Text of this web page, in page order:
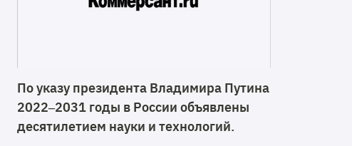
По указу президента Владимира Путина
2022–2031 годы в России объявлены
десятилетием науки и технологий.